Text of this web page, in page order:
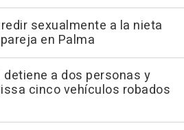
sexualmente a la nieta
en Palma
detiene a dos personas y
cinco vehículos robados